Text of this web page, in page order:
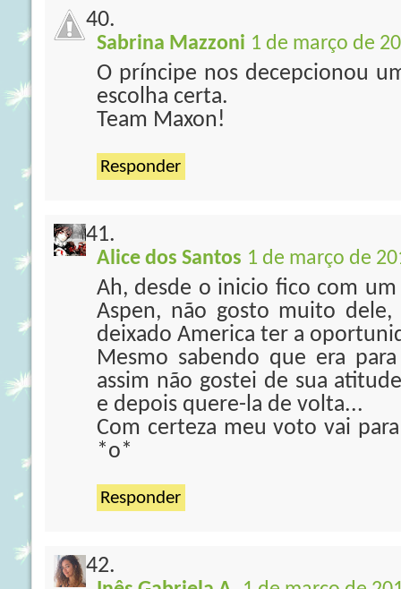
Sabrina Mazzoni 1 de março de
O príncipe nos decepcionou
escolha certa.
Team Maxon!
Responder
Alice dos Santos 1 de março de
Ah, desde o inicio fico com
Aspen, não gosto muito
deixado America ter a
Mesmo sabendo que era
assim não gostei de sua
e depois quere-la de volta...
Com certeza meu voto vai
*o*
Responder